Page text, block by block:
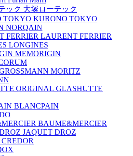
大塚ローテック
KURONO TOKYO
NORQAIN
LAURENT FERRIER
LONGINES
MEMORIGIN
MORITZ
GLASHUTTE
BLANCPAIN
BAUME&MERCIER
JAQUET DROZ
CREDOR